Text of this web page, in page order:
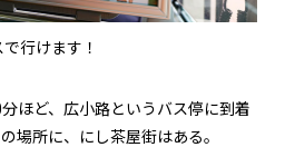
で行けます！
ほど、広小路というバス停に到着
場所に、にし茶屋街はある。